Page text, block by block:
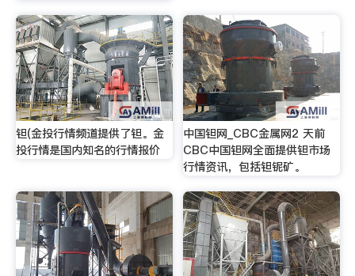
钽(金投行情频道提供了钽。金
投行情是国内知名的行情报价
中国钽网_CBC金属网2 天前
CBC中国钽网全面提供钽市场
行情资讯，包括钽铌矿。